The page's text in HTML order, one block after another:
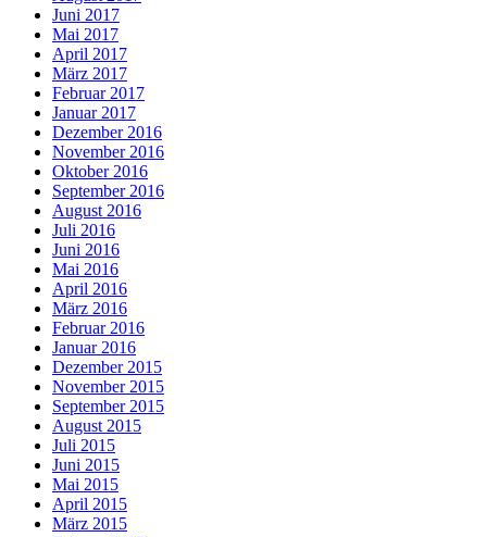
Juni 2017
Mai 2017
April 2017
März 2017
Februar 2017
Januar 2017
Dezember 2016
November 2016
Oktober 2016
September 2016
August 2016
Juli 2016
Juni 2016
Mai 2016
April 2016
März 2016
Februar 2016
Januar 2016
Dezember 2015
November 2015
September 2015
August 2015
Juli 2015
Juni 2015
Mai 2015
April 2015
März 2015